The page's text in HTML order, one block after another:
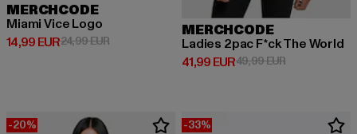
MERCHCODE
Miami Vice Logo
14,99 EUR
Derzeitiger Preis: 14,99 EUR
24,99 EURAktionspreis: 24,99 EUR
MERCHCODE
Ladies 2pac F*ck The World
41,99 EUR
Derzeitiger Preis: 41,99 EUR
49,99 EURAktionspreis:
-20% -33%